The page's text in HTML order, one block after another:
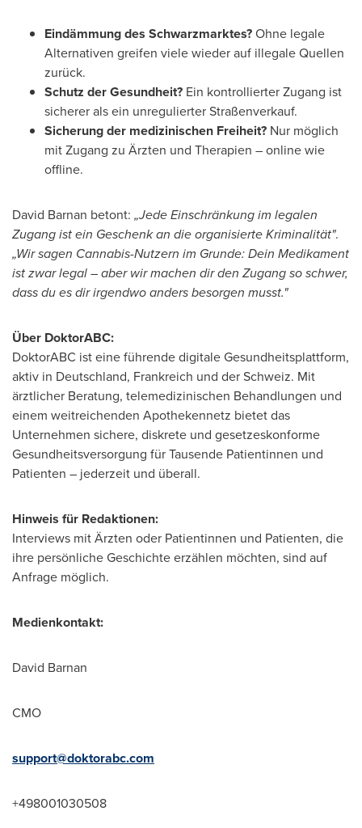
Eindämmung des Schwarzmarktes?Ohne legale
Alternativen greifen viele wieder auf illegale Quellen
zurück.
Schutz der Gesundheit? Ein kontrollierter Zugang ist
sicherer als ein unregulierter Straßenverkauf.
Sicherung der medizinischen Freiheit? Nur möglich
mit Zugang zu Ärzten und Therapien – online wie
offline.
David Barnan betont: „Jede Einschränkung im legalen
Zugang ist ein Geschenk an die organisierte Kriminalität".
„Wir sagen Cannabis-Nutzern im Grunde: Dein Medikament
ist zwar legal – aber wir machen dir den Zugang so schwer,
dass du es dir irgendwo anders besorgen musst."
Über DoktorABC:
DoktorABC ist eine führende digitale Gesundheitsplattform,
aktiv in Deutschland, Frankreich und der Schweiz. Mit
ärztlicher Beratung, telemedizinischen Behandlungen und
einem weitreichenden Apothekennetz bietet das
Unternehmen sichere, diskrete und gesetzeskonforme
Gesundheitsversorgung für Tausende Patientinnen und
Patienten – jederzeit und überall.
Hinweis für Redaktionen:
Interviews mit Ärzten oder Patientinnen und Patienten, die
ihre persönliche Geschichte erzählen möchten, sind auf
Anfrage möglich.
Medienkontakt:
David Barnan
CMO
support@doktorabc.com
+498001030508